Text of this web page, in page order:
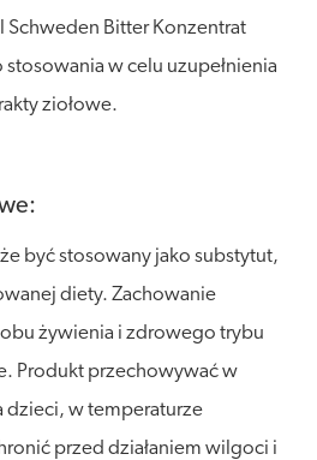
Schweden Bitter Konzentrat
w celu uzupełnienia
ziołowe.
być stosowany jako substytut,
diety. Zachowanie
żywienia i zdrowego trybu
Produkt przechowywać w
w temperaturze
przed działaniem wilgoci i